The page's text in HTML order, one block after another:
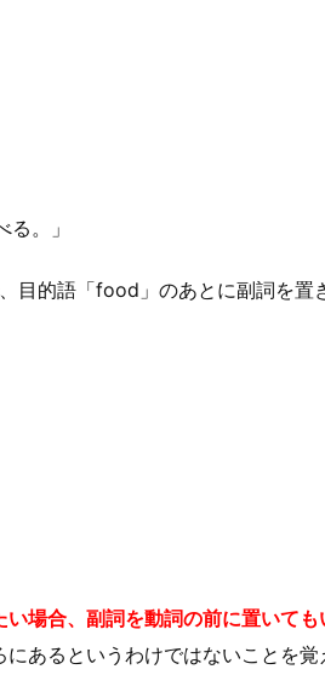
。」
目的語「food」のあとに副詞を置
場合、副詞を動詞の前に置いても
あるというわけではないことを